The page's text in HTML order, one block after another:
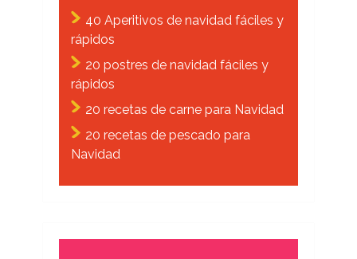
40 Aperitivos de navidad fáciles y
rápidos
20 postres de navidad fáciles y
rápidos
20 recetas de carne para Navidad
20 recetas de pescado para
Navidad